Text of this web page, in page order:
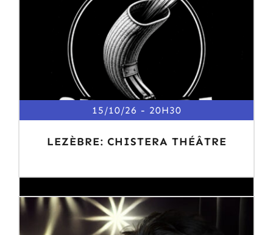
15/10/26 20H30
LEZÈBRE: CHISTERA THÉÂTRE